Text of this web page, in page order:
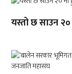
यस्तो छ साउन २०